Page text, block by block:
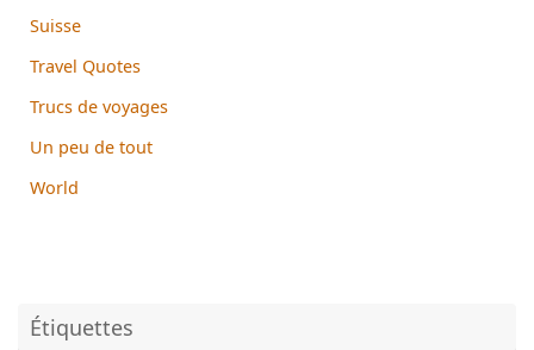
Suisse
Travel Quotes
Trucs de voyages
Un peu de tout
World
Étiquettes